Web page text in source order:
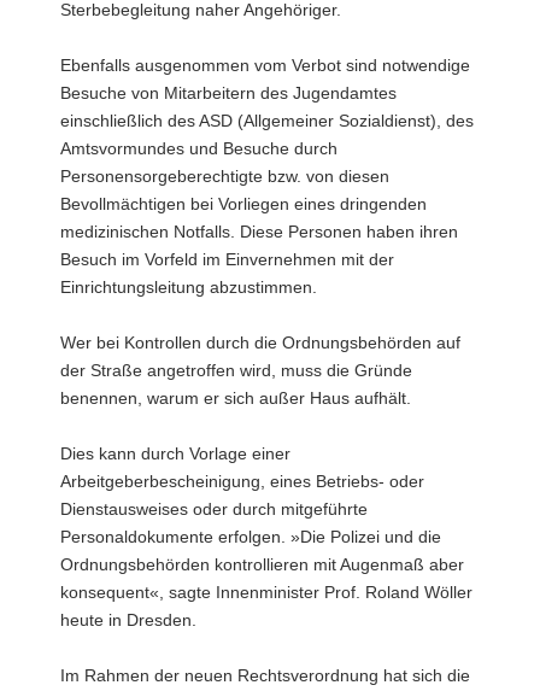
Sterbebegleitung naher Angehöriger.
Ebenfalls ausgenommen vom Verbot sind notwendige
Besuche von Mitarbeitern des Jugendamtes
einschließlich des ASD (Allgemeiner Sozialdienst), des
Amtsvormundes und Besuche durch
Personensorgeberechtigte bzw. von diesen
Bevollmächtigen bei Vorliegen eines dringenden
medizinischen Notfalls. Diese Personen haben ihren
Besuch im Vorfeld im Einvernehmen mit der
Einrichtungsleitung abzustimmen.
Wer bei Kontrollen durch die Ordnungsbehörden auf
der Straße angetroffen wird, muss die Gründe
benennen, warum er sich außer Haus aufhält.
Dies kann durch Vorlage einer
Arbeitgeberbescheinigung, eines Betriebs- oder
Dienstausweises oder durch mitgeführte
Personaldokumente erfolgen. »Die Polizei und die
Ordnungsbehörden kontrollieren mit Augenmaß aber
konsequent«, sagte Innenminister Prof. Roland Wöller
heute in Dresden.
Im Rahmen der neuen Rechtsverordnung hat sich die